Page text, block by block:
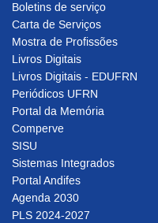
Boletins de serviço
Carta de Serviços
Mostra de Profissões
Livros Digitais
Livros Digitais - EDUFRN
Periódicos UFRN
Portal da Memória
Comperve
SISU
Sistemas Integrados
Portal Andifes
Agenda 2030
PLS 2024-2027